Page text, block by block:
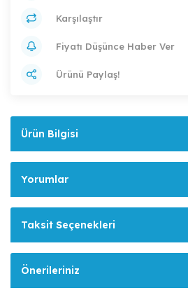
Karşılaştır
Fiyatı Düşünce Haber Ver
Ürünü Paylaş!
Ürün Bilgisi
Yorumlar
Taksit Seçenekleri
Önerileriniz